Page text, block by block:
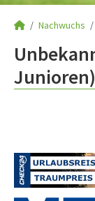
Nachwuchs
Junioren)